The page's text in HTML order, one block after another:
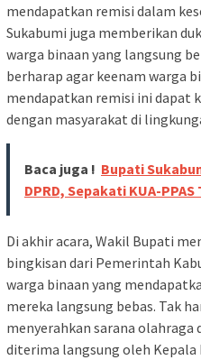
mendapatkan remisi dalam
Sukabumi juga memberikan
warga binaan yang langsung
berharap agar keenam warga
mendapatkan remisi ini dapat
dengan masyarakat di
Baca juga ! Bupati
DPRD, Sepakati KUA-
Di akhir acara, Wakil Bupati
bingkisan dari Pemerintah
warga binaan yang
mereka langsung bebas. Tak
menyerahkan sarana olahraga
diterima langsung oleh Kepala